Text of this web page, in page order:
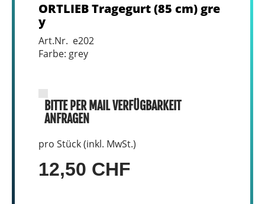
ORTLIEB Tragegurt (85 cm) gre
y
Art.Nr. e202
Farbe: grey
BITTE PER MAIL VERFÜGBARKEIT
ANFRAGEN
pro Stück (inkl. MwSt.)
12,50 CHF